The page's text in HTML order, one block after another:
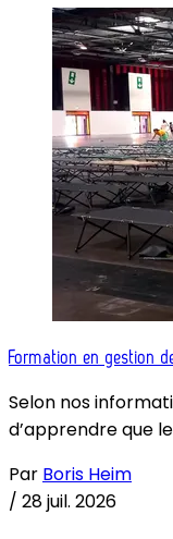
Formation en gestion
Selon nos
d’apprendre que le
Par Boris Heim
/ 28 juil. 2026